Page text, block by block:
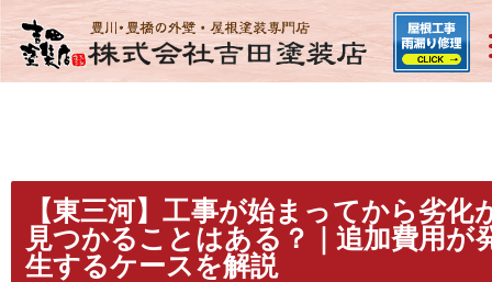
【東三河】工事が始まってから劣化
見つかることはある？｜追加費用が
生するケースを解説